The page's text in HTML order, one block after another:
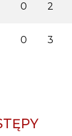
0 2
0 3